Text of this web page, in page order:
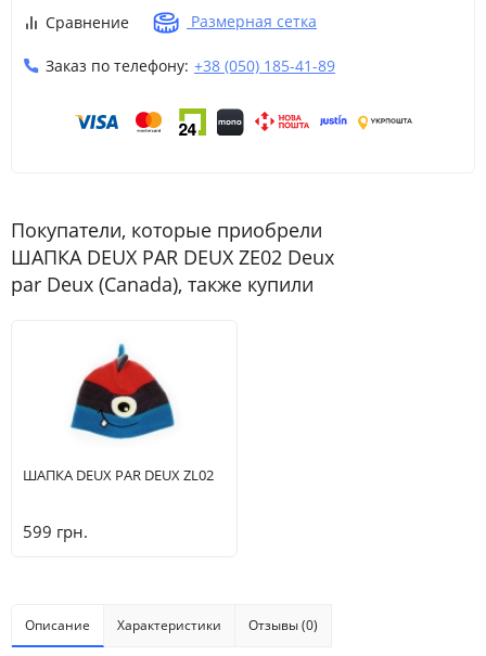
Сравнение Размерная сетка
Заказ по телефону: +38 (050) 185-41-89
Покупатели, которые приобрели
ШАПКА DEUX PAR DEUX ZE02 Deux
par Deux (Canada), также купили
ШАПКА DEUX PAR DEUX ZL02
599 грн.
Описание Характеристики Отзывы (0)